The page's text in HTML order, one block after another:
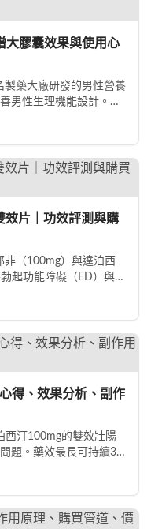
大膠囊效果與使用心
藥大廠研發的男性營養
男性生理機能設計。根
效片｜功效評測與購
非（100mg）與達泊西
起功能障礙（ED）與早
得、效果分析、副作
西汀100mg的雙效壯陽
題。藥效最長可持續36